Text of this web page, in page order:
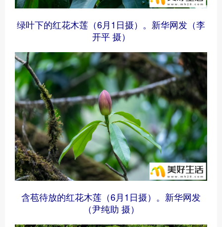
绿叶下的红花木莲（6月1日摄）。新华网发（李
开平 摄）
含苞待放的红花木莲（6月1日摄）。新华网发
（尹纯助 摄）